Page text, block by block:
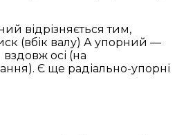
відрізняється тим,
(вбік валу) А упорний —
осі (на
Є ще радіально-упорні